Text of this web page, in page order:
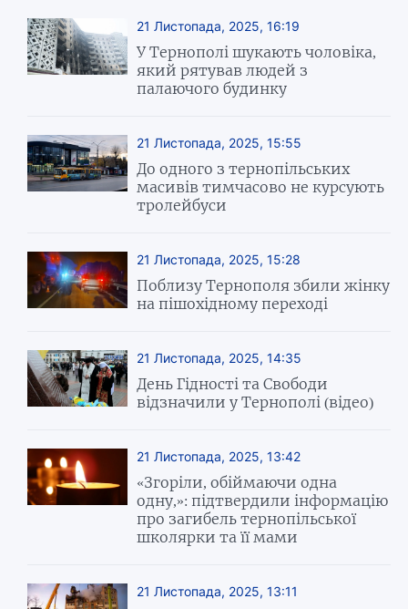
21 Листопада, 2025, 16:19
У Тернополі шукають чоловіка,
який рятував людей з
палаючого будинку
21 Листопада, 2025, 15:55
До одного з тернопільських
масивів тимчасово не курсують
тролейбуси
21 Листопада, 2025, 15:28
Поблизу Тернополя збили жінку
на пішохідному переході
21 Листопада, 2025, 14:35
День Гідності та Свободи
відзначили у Тернополі (відео)
21 Листопада, 2025, 13:42
«Згоріли, обіймаючи одна
одну,»: підтвердили інформацію
про загибель тернопільської
школярки та її мами
21 Листопада, 2025, 13:11